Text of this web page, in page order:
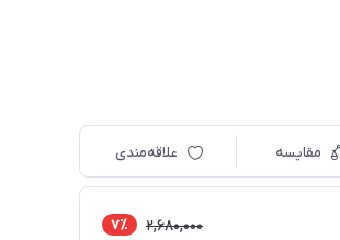
مقایسه علاقه‌مندی
2,680,000 7٪